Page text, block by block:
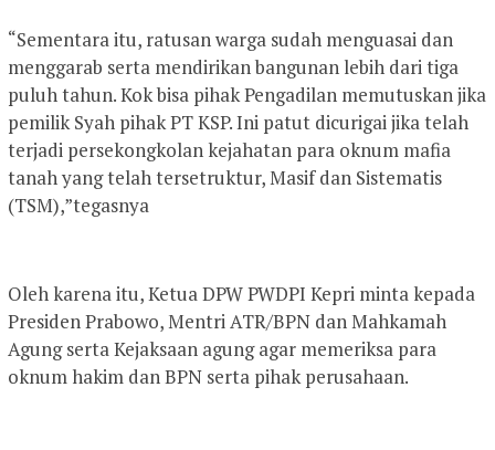
“Sementara itu, ratusan warga sudah menguasai dan
menggarab serta mendirikan bangunan lebih dari tiga
puluh tahun. Kok bisa pihak Pengadilan memutuskan jika
pemilik Syah pihak PT KSP. Ini patut dicurigai jika telah
terjadi persekongkolan kejahatan para oknum mafia
tanah yang telah tersetruktur, Masif dan Sistematis
(TSM),”tegasnya
Oleh karena itu, Ketua DPW PWDPI Kepri minta kepada
Presiden Prabowo, Mentri ATR/BPN dan Mahkamah
Agung serta Kejaksaan agung agar memeriksa para
oknum hakim dan BPN serta pihak perusahaan.